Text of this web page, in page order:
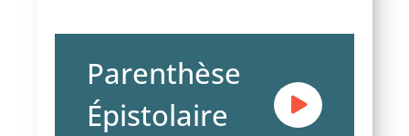
Parenthèse
Épistolaire